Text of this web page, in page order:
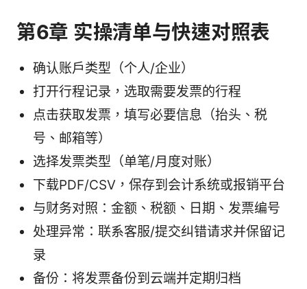
第6章 实操清单与快速对照表
确认账户类型（个人/企业）
打开行程记录，选取需要发票的行程
点击获取发票，填写必要信息（抬头、税
号、邮箱等）
选择发票类型（单笔/月度对账）
下载PDF/CSV，保存到会计系统或报销平台
与财务对照：金额、税额、日期、发票编号
处理异常：联系客服/提交纠错请求并保留记
录
备份：将发票备份到云端并定期归档